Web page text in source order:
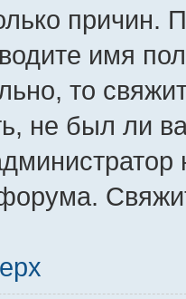
причин.
имя
то
не был ли